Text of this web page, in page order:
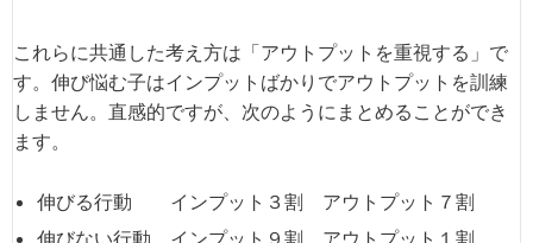
これらに共通した考え方は「アウトプットを重視する」で
す。伸び悩む子はインプットばかりでアウトプットを訓練
しません。直感的ですが、次のようにまとめることができ
ます。
伸びる行動 インプット３割 アウトプット７割
伸びない行動 インプット９割 アウトプット１割